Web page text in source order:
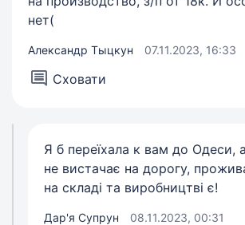
нет(
Александр Тыцкун 07.11.2023, 16:33
Сховати
Я б переїхала к вам до Одеси,
не вистачає на дорогу,
на складі та виробництві є!
Дар'я Супрун 08.11.2023, 00:31